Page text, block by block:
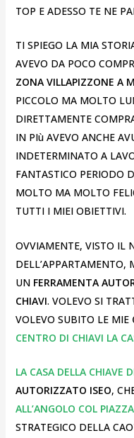
TOP E ADESSO TE NE
TI SPIEGO LA MIA
AVEVO DA POCO
ZONA VILLAPIZZONE A
PICCOLO MA MOLTO
DIRETTAMENTE
IN PIù AVEVO ANCHE
INDETERMINATO A
FANTASTICO PERIODO
MOLTO MA MOLTO
TUTTI I MIEI OBIETTIVI.
OVVIAMENTE, VISTO IL
DELL’APPARTAMENTO,
UN FERRAMENTA
CHIAVI. VOLEVO SI
VOLEVO SUBITO LE MIE
CENTRO DI CHIAVI LA
LA CASA DELLA CHIAVE
AUTORIZZATO ISEO,
ALL’ANGOLO COL
STRATEGICO DELLA